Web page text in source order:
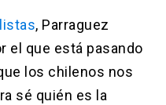
, Parraguez
el que está pasando
los chilenos nos
sé quién es la